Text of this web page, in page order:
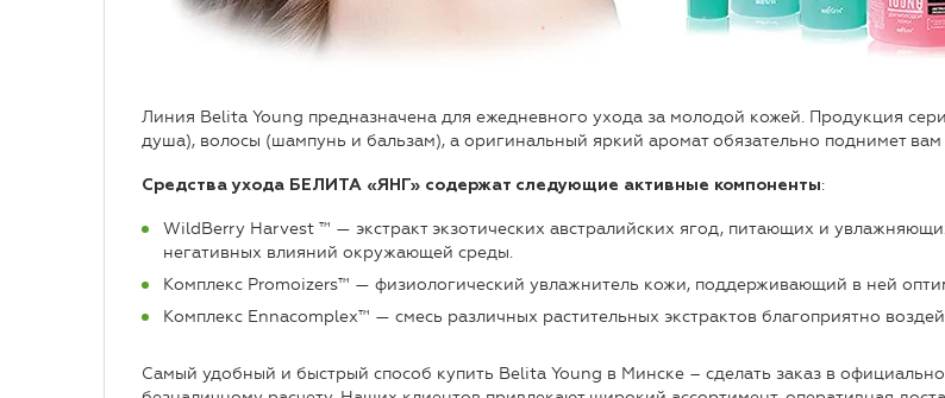
Линия Belita Young предназначена для ежедневного ухода за молодой кожей. Продукция
душа), волосы (шампунь и бальзам), а оригинальный яркий аромат обязательно поднимет вам
Средства ухода БЕЛИТА «ЯНГ» содержат следующие активные компоненты:
WildBerry Harvest ™ — экстракт экзотических австралийских ягод, питающих и
негативных влияний окружающей среды.
Комплекс Promoizers™ — физиологический увлажнитель кожи, поддерживающий в ней
Комплекс Еnnacomplex™ — смесь различных растительных экстрактов благоприятно
Самый удобный и быстрый способ купить Belita Young в Минске – сделать заказ в